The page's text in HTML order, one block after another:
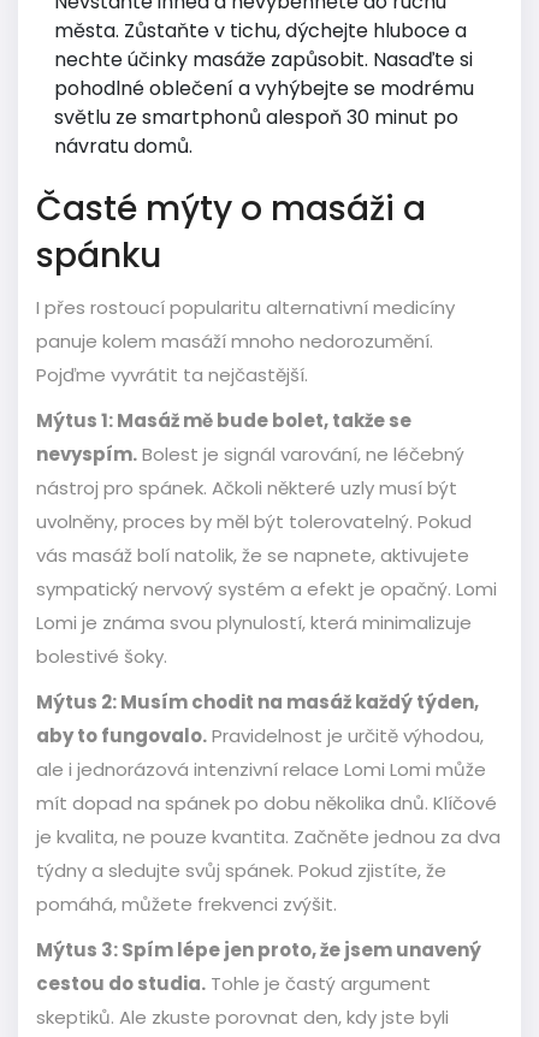
města. Zůstaňte v tichu, dýchejte hluboce a
nechte účinky masáže zapůsobit. Nasaďte si
pohodlné oblečení a vyhýbejte se modrému
světlu ze smartphonů alespoň 30 minut po
návratu domů.
Časté mýty o masáži a
spánku
I přes rostoucí popularitu alternativní medicíny
panuje kolem masáží mnoho nedorozumění.
Pojďme vyvrátit ta nejčastější.
Mýtus 1: Masáž mě bude bolet, takže se
nevyspím.Bolest je signál varování, ne léčebný
nástroj pro spánek. Ačkoli některé uzly musí být
uvolněny, proces by měl být tolerovatelný. Pokud
vás masáž bolí natolik, že se napnete, aktivujete
sympatický nervový systém a efekt je opačný. Lomi
Lomi je známa svou plynulostí, která minimalizuje
bolestivé šoky.
Mýtus 2: Musím chodit na masáž každý týden,
aby to fungovalo.Pravidelnost je určitě výhodou,
ale i jednorázová intenzivní relace Lomi Lomi může
mít dopad na spánek po dobu několika dnů. Klíčové
je kvalita, ne pouze kvantita. Začněte jednou za dva
týdny a sledujte svůj spánek. Pokud zjistíte, že
pomáhá, můžete frekvenci zvýšit.
Mýtus 3: Spím lépe jen proto, že jsem unavený
cestou do studia. Tohle je častý argument
skeptiků. Ale zkuste porovnat den, kdy jste byli